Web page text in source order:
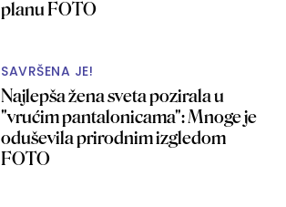
planu FOTO
SAVRŠENA JE!
Najlepša žena sveta pozirala u
"vrućim pantalonicama": Mnoge je
oduševila prirodnim izgledom
FOTO